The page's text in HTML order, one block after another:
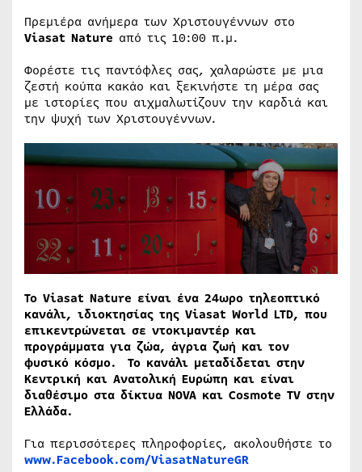
Πρεμιέρα ανήμερα των Χριστουγέννων στο
Viasat Nature από τις 10:00 π.μ.
Φορέστε τις παντόφλες σας, χαλαρώστε με μια
ζεστή κούπα κακάο και ξεκινήστε τη μέρα σας
με ιστορίες που αιχμαλωτίζουν την καρδιά και
την ψυχή των Χριστουγέννων.
Το Viasat Nature είναι ένα 24ωρο τηλεοπτικό
κανάλι, ιδιοκτησίας της Viasat World LTD, που
επικεντρώνεται σε ντοκιμαντέρ και
προγράμματα για ζώα, άγρια ζωή και τον
φυσικό κόσμο. Το κανάλι μεταδίδεται στην
Κεντρική και Ανατολική Ευρώπη και είναι
διαθέσιμο στα δίκτυα NOVA και Cosmote TV στην
Ελλάδα.
Για περισσότερες πληροφορίες, ακολουθήστε το
www.Facebook.com/ViasatNatureGR